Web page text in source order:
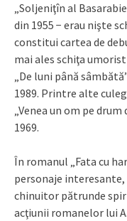
„Soljeniţîn al
din 1955 − erau nişte
constitui cartea de
mai ales schiţa
„De luni până
1989. Printre alte
„Venea un om pe
1969.
În romanul „Fata cu
personaje interesante,
chinuitor pătrunde
acţiunii romanelor lui